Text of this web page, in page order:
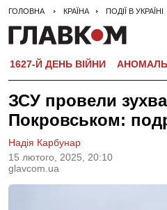
ГОЛОВНА КРАЇНА ПОДІЇ В УКРАЇНІ
1627-Й ДЕНЬ ВІЙНИ
ЗСУ провели
Покровськом:
15 лютого, 2025, 20:10
glavcom.ua
Надія Карбунар